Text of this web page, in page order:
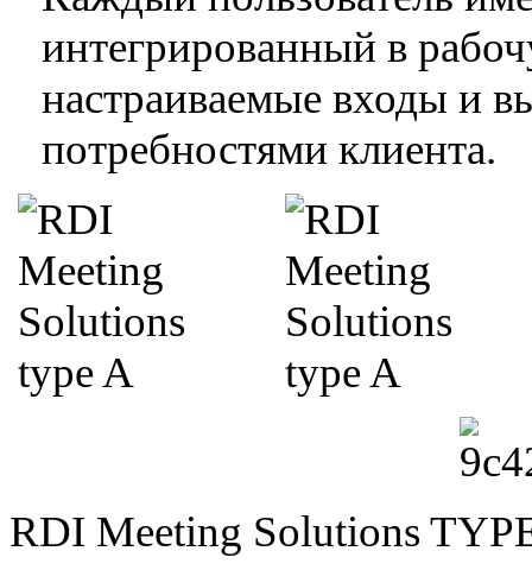
интегрированный в
настраиваемые входы и
потребностями клиента.
RDI Meeting Solutions